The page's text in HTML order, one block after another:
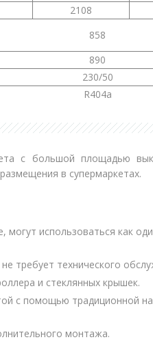
2108
858
890
230/50
R404a
с большой площадью
в супермаркетах.
могут использоваться как
требует технического
и стеклянных крышек.
с помощью традиционной
монтажа.